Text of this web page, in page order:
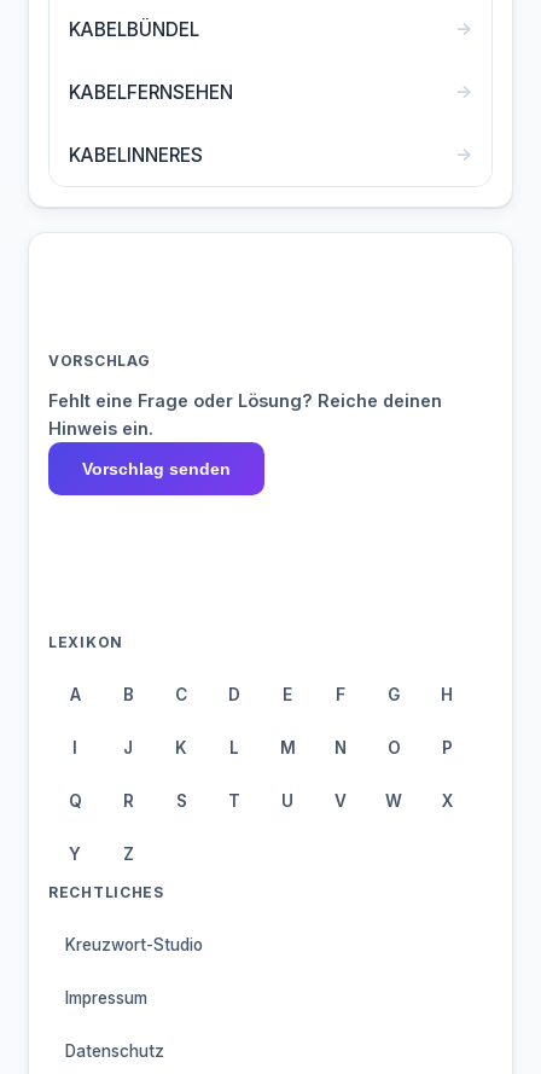
KABELBÜNDEL →
KABELFERNSEHEN →
KABELINNERES →
VORSCHLAG
Fehlt eine Frage oder Lösung? Reiche deinen
Hinweis ein.
Vorschlag senden
LEXIKON
A B C D E F G H
I J K L M N O P
Q R S T U V W X
Y Z
RECHTLICHES
Kreuzwort-Studio
Impressum
Datenschutz